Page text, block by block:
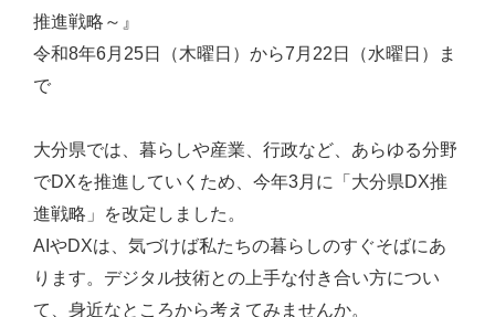
推進戦略～』
令和8年6月25日（木曜日）から7月22日（水曜日）ま
で
大分県では、暮らしや産業、行政など、あらゆる分野
でDXを推進していくため、今年3月に「大分県DX推
進戦略」を改定しました。
AIやDXは、気づけば私たちの暮らしのすぐそばにあ
ります。デジタル技術との上手な付き合い方につい
て、身近なところから考えてみませんか。